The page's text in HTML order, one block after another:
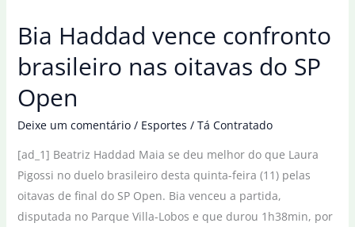
Bia Haddad vence confronto
brasileiro nas oitavas do SP
Open
Deixe um comentário / Esportes / Tá Contratado
[ad_1] Beatriz Haddad Maia se deu melhor do que Laura
Pigossi no duelo brasileiro desta quinta-feira (11) pelas
oitavas de final do SP Open. Bia venceu a partida,
disputada no Parque Villa-Lobos e que durou 1h38min, por